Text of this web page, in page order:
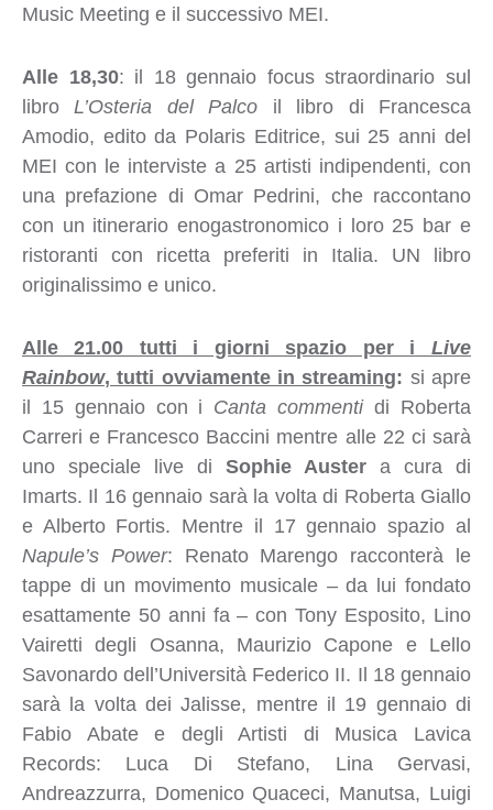
Music Meeting e il successivo MEI.
Alle 18,30: il 18 gennaio focus straordinario sul
libro L’Osteria del Palco il libro di Francesca
Amodio, edito da Polaris Editrice, sui 25 anni del
MEI con le interviste a 25 artisti indipendenti, con
una prefazione di Omar Pedrini, che raccontano
con un itinerario enogastronomico i loro 25 bar e
ristoranti con ricetta preferiti in Italia. UN libro
originalissimo e unico.
Alle 21.00 tutti i giorni spazio per i Live
Rainbow, tutti ovviamente in streaming: si apre
il 15 gennaio con i Canta commentidi Roberta
Carreri e Francesco Baccini mentre alle 22 ci sarà
uno speciale live di Sophie Auster a cura di
Imarts. Il 16 gennaio sarà la volta di Roberta Giallo
e Alberto Fortis. Mentre il 17 gennaio spazio al
Napule’s Power: Renato Marengo racconterà le
tappe di un movimento musicale – da lui fondato
esattamente 50 anni fa – con Tony Esposito, Lino
Vairetti degli Osanna, Maurizio Capone e Lello
Savonardo dell’Università Federico II. Il 18 gennaio
sarà la volta dei Jalisse, mentre il 19 gennaio di
Fabio Abate e degli Artisti di Musica Lavica
Records: Luca Di Stefano, Lina Gervasi,
Andreazzurra, Domenico Quaceci, Manutsa, Luigi